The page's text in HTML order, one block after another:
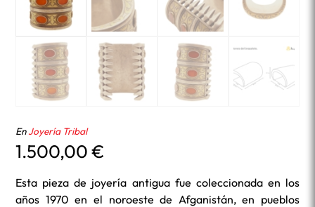
EnJoyería Tribal
1.500,00€
Esta pieza de joyería antigua fue coleccionada en los
años 1970 en el noroeste de Afganistán, en pueblos